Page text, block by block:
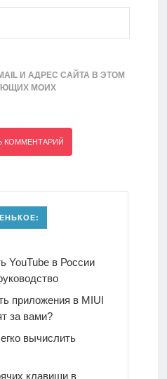
И АДРЕС САЙТА В ЭТОМ
МОИХ
YouTube в России
приложения в MIUI
за вами?
вычислить
клавиши в